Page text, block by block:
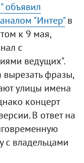
объявил
"Интер"в
к 9 мая,
с
ведущих".
вырезать фразы,
улицы имена
концерт
В ответ на
с владельцами